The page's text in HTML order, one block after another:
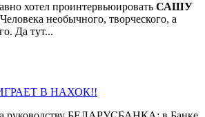
хотел проинтервьюировать САШУ
необычного, творческого, а
Да тут...
В НАХОК!!